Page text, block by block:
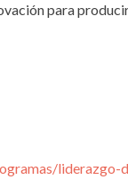
para